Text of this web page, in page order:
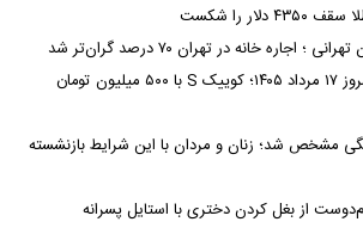
را شکست
اجاره خانه در تهران ۷۰ درصد گران‌تر شد
آغاز ثبت نام سایپا از امروز ۱۷ مرداد ۱۴۰۵؛ کوییک S با ۵۰۰ میلیون تومان
مشخص شد؛ زنان و مردان با این شرایط بازنشسته
از بغل کردن دختری با استایل پسرانه